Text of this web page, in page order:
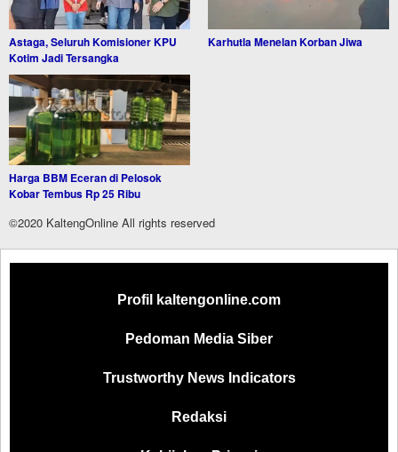
Astaga, Seluruh Komisioner KPU
Kotim Jadi Tersangka
Karhutla Menelan Korban Jiwa
Harga BBM Eceran di Pelosok
Kobar Tembus Rp 25 Ribu
©2020 KaltengOnline All rights reserved
Profil kaltengonline.com
Pedoman Media Siber
Trustworthy News Indicators
Redaksi